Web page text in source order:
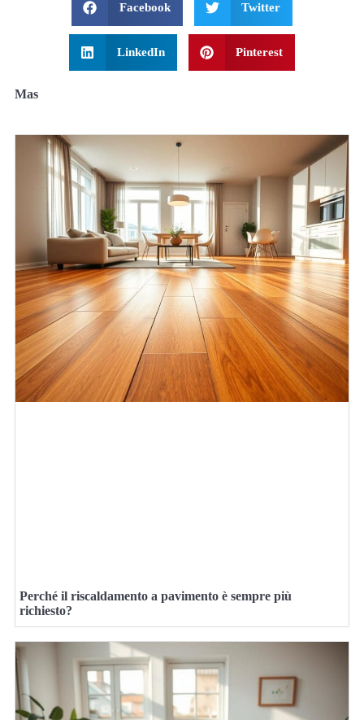
Facebook Twitter
LinkedIn Pinterest
Mas
Perché il riscaldamento a pavimento è sempre più
richiesto?